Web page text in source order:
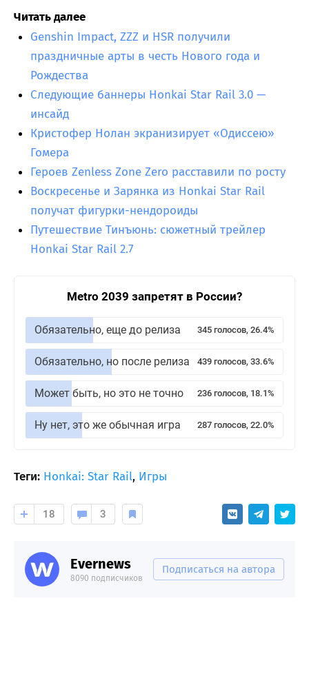
Читать далее
Genshin Impact, ZZZ и HSR получили
праздничные арты в честь Нового года и
Рождества
Следующие баннеры Honkai Star Rail 3.0 —
инсайд
Кристофер Нолан экранизирует «Одиссею»
Гомера
Героев Zenless Zone Zero расставили по росту
Воскресенье и Зарянка из Honkai Star Rail
получат фигурки-нендороиды
Путешествие Тинъюнь: сюжетный трейлер
Honkai Star Rail 2.7
Metro 2039 запретят в России?
Обязательно, еще до релиза 345 голосов, 26.4%
Обязательно, но после релиза 439 голосов, 33.6%
Может быть, но это не точно 236 голосов, 18.1%
Ну нет, это же обычная игра 287 голосов, 22.0%
Теги: Honkai: Star Rail, Игры
18 3
Evernews
8090 подписчиков
Подписаться на автора